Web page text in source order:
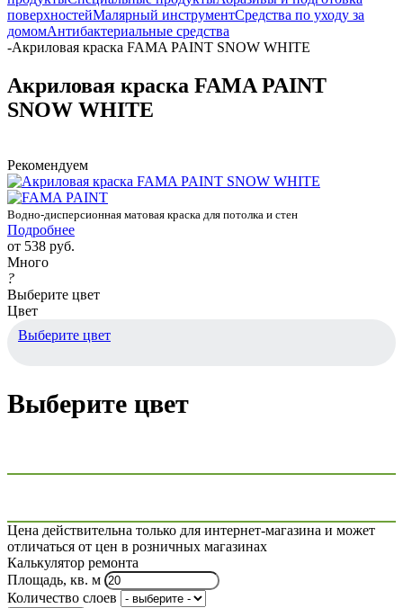
поверхностейМалярный инструментСредства по уходу за
домомАнтибактериальные средства
-Акриловая краска FAMA PAINT SNOW WHITE
Акриловая краска FAMA PAINT
SNOW WHITE
Рекомендуем
Водно-дисперсионная матовая краска для потолка и стен
Подробнее
от 538 руб.
Много
?
Выберите цвет
Цвет
Выберите цвет
Выберите цвет
Цена действительна только для интернет-магазина и может
отличаться от цен в розничных магазинах
Калькулятор ремонта
Площадь, кв. м
Количество слоев